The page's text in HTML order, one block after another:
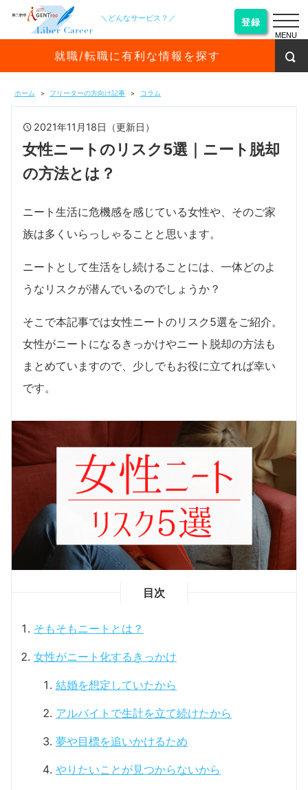
＼どんなサービス？／ 登録
就職/転職に有利な情報を探す
ホーム フリーターの方向け記事 コラム
2021年11月18日（更新日）
女性ニートのリスク5選｜ニート脱却
の方法とは？
ニート生活に危機感を感じている女性や、そのご家
族は多くいらっしゃることと思います。
ニートとして生活をし続けることには、一体どのよ
うなリスクが潜んでいるのでしょうか？
そこで本記事では女性ニートのリスク5選をご紹介。
女性がニートになるきっかけやニート脱却の方法も
まとめていますので、少しでもお役に立てれば幸い
です。
目次
そもそもニートとは？
女性がニート化するきっかけ
結婚を想定していたから
アルバイトで生計を立て続けたから
夢や目標を追いかけるため
やりたいことが見つからないから
MENU